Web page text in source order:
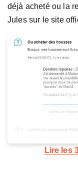
déjà acheté ou la
Jules sur le site
Lire les